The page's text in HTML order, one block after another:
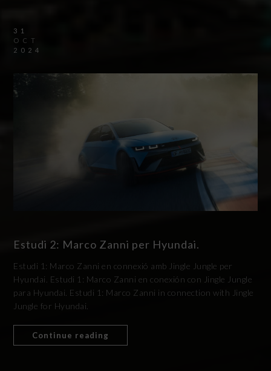
31
OCT
2024
Estudi 2: Marco Zanni per Hyundai.
Estudi 1: Marco Zanni en connexió amb Jingle Jungle per
Hyundai. Estudi 1: Marco Zanni en conexión con Jingle Jungle
para Hyundai. Estudi 1: Marco Zanni in connection with Jingle
Jungle for Hyundai.
Continue reading